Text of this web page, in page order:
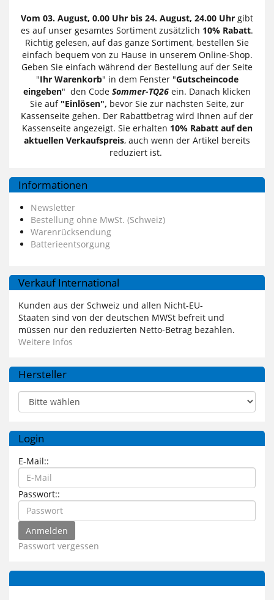
Vom 03. August, 0.00 Uhr bis 24. August, 24.00 Uhr gibt
es auf unser gesamtes Sortiment zusätzlich 10% Rabatt.
Richtig gelesen, auf das ganze Sortiment, bestellen Sie
einfach bequem von zu Hause in unserem Online-Shop.
Geben Sie einfach während der Bestellung auf der Seite
"Ihr Warenkorb" in dem Fenster "Gutscheincode
eingeben" den Code Sommer-TQ26 ein. Danach klicken
Sie auf "Einlösen", bevor Sie zur nächsten Seite, zur
Kassenseite gehen. Der Rabattbetrag wird Ihnen auf der
Kassenseite angezeigt. Sie erhalten 10% Rabatt auf den
aktuellen Verkaufspreis, auch wenn der Artikel bereits
reduziert ist.
Informationen
Newsletter
Bestellung ohne MwSt. (Schweiz)
Warenrücksendung
Batterieentsorgung
Verkauf International
Kunden aus der Schweiz und allen Nicht-EU-
Staaten sind von der deutschen MWSt befreit und
müssen nur den reduzierten Netto-Betrag bezahlen.
Weitere Infos
Hersteller
Login
E-Mail::
Passwort::
Passwort vergessen